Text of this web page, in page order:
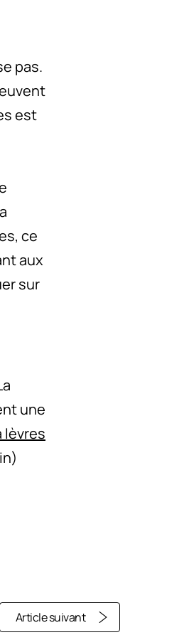
pas.
est
ce
aux
sur
une
lèvres
Article suivant